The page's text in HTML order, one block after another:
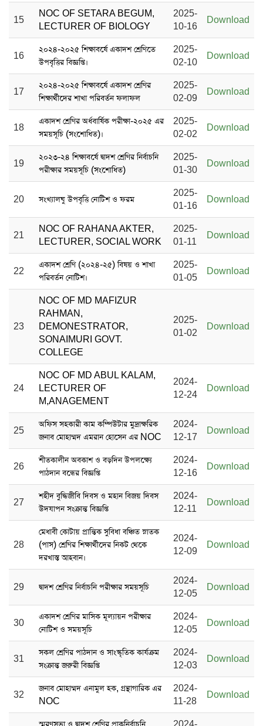
15
NOC OF SETARA BEGUM,
LECTURER OF BIOLOGY
2025-
10-16
Download
16
২০২৪-২০২৫ শিক্ষাবর্ষে একাদশ শ্রেণিতে
উপবৃত্তির বিজ্ঞপ্তি।
2025-
02-10
Download
17
২০২৪-২০২৫ শিক্ষাবর্ষে একাদশ শ্রেণির
শিক্ষার্থীদের শাখা পরিবর্তন ফলাফল
2025-
02-09
Download
18
একাদশ শ্রেণির অর্ধবার্ষিক পরীক্ষা-২০২৫ এর
সময়সূচি (সংশোধিত)।
2025-
02-02
Download
19
২০২৩-২৪ শিক্ষাবর্ষে দ্বাদশ শ্রেণির নির্বাচনি
পরীক্ষার সময়সূচি (সংশোধিত)
2025-
01-30
Download
20 সংখ্যালঘু উপবৃত্তি নোটিশ ও ফরম
2025-
01-16
Download
21
NOC OF RAHANA AKTER,
LECTURER, SOCIAL WORK
2025-
01-11
Download
22
একাদশ শ্রেণি (২০২৪-২৫) বিষয় ও শাখা
পরিবর্তন নোটিশ।
2025-
01-05
Download
23
NOC OF MD MAFIZUR
RAHMAN,
DEMONESTRATOR,
SONAIMURI GOVT.
COLLEGE
2025-
01-02
Download
24
NOC OF MD ABUL KALAM,
LECTURER OF
M,ANAGEMENT
2024-
12-24
Download
25
অফিস সহকারী কাম কম্পিউটার মুদ্রাক্ষরিক
জনাব মোহাম্মদ এমরান হোসেন এর NOC
2024-
12-17
Download
26
শীতকালীন অবকাশ ও বড়দিন উপলক্ষ্যে
পাঠদান বন্ধের বিজ্ঞপ্তি
2024-
12-16
Download
27
শহীদ বুদ্ধিজীবি দিবস ও মহান বিজয় দিবস
উদযাপন সংক্রান্ত বিজ্ঞপ্তি
2024-
12-11
Download
28
মেধাবী কোটায় প্রান্তিক সুবিধা বঞ্চিত স্নাতক
(পাস) শ্রেণির শিক্ষার্থীদের নিকট থেকে
দরখাস্ত আহবান।
2024-
12-09
Download
29 দ্বাদশ শ্রেণির নির্বাচনি পরীক্ষার সময়সূচি
2024-
12-05
Download
30
একাদশ শ্রেণির মাসিক মূল্যায়ন পরীক্ষার
নোটিশ ও সময়সূচি
2024-
12-05
Download
31
সকল শ্রেণির পাঠদান ও সাংস্কৃতিক কার্যক্রম
সংক্রান্ত জরুরী বিজ্ঞপ্তি
2024-
12-03
Download
32
জনাব মোহাম্মদ এনামুল হক, গ্রন্থাগারিক এর
NOC
2024-
11-28
Download